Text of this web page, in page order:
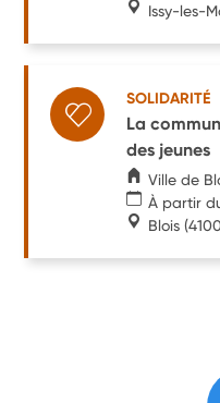
Issy-les-
SOLIDARITÉ
La
des jeunes
Ville de
À partir
Blois